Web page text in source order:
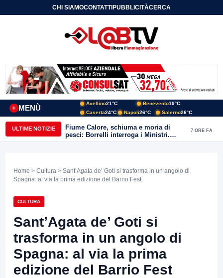
CHI SIAMOCONTATTIPUBBLICITÀCERCA
MENÙ
+
Avellino21°C Benevento19°C
Caserta24°C Napoli26°C Salerno26°C
ULTIME NOTIZIE
Fiume Calore, schiuma e moria di
pesci: Borrelli interroga i Ministri.
“Benevento paga l’assenza del
7 ORE FA
Home > Cultura > Sant’Agata de’ Goti si trasforma in un angolo di
Spagna: al via la prima edizione del Barrio Fest
CULTURA
Sant’Agata de’ Goti si
trasforma in un angolo di
Spagna: al via la prima
edizione del Barrio Fest